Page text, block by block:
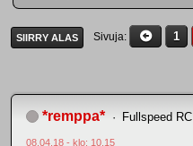
SIIRRY ALAS Sivuja 1
*remppa* Fullspeed RC
08.04.18 - klo: 10.15